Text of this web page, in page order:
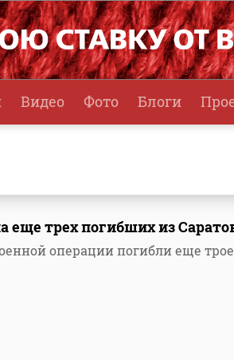
Видео Фото Блоги
трех погибших из
операции погибли еще